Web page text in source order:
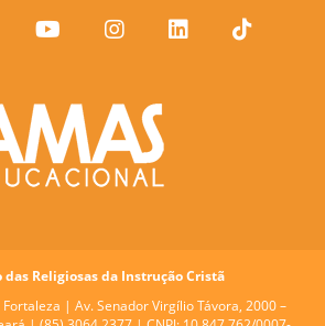
das Religiosas da Instrução Cristã
Fortaleza | Av. Senador Virgílio Távora, 2000 –